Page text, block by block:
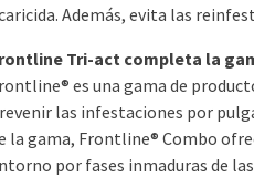
Además, evita las
Tri-act completa la
es una gama de
las infestaciones por
la gama, Frontline® Combo
por fases inmaduras de